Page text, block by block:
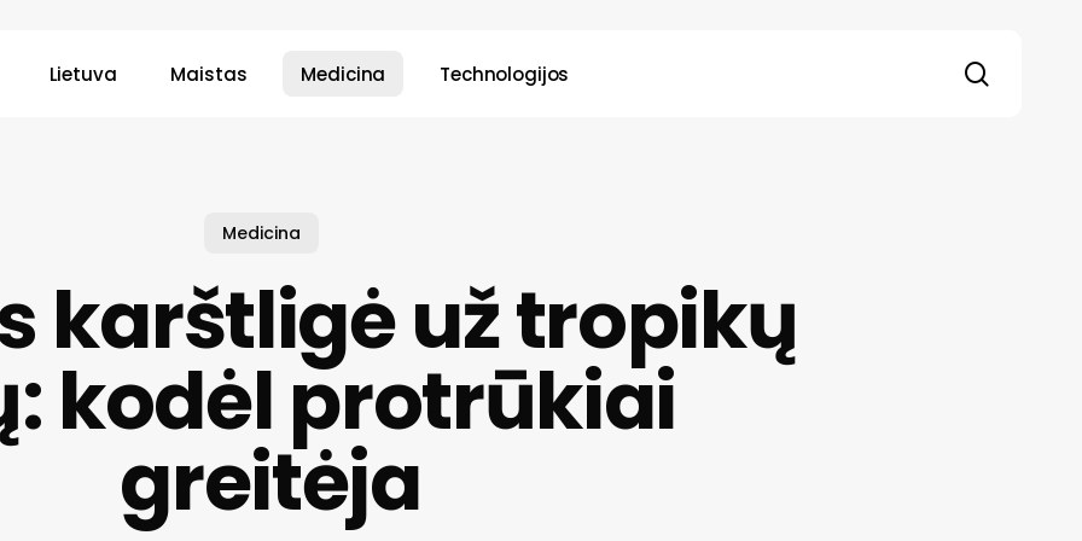
Lietuva Maistas Medicina Technologijos
Medicina
karštligė už tropikų
kodėl protrūkiai
greitėja